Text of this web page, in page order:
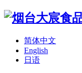
简体中文
English
日语